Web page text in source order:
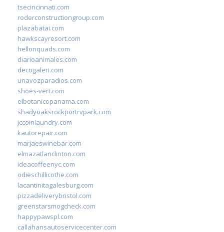
tsecincinnati.com
roderconstructiongroup.com
plazabatai.com
hawkscayresort.com
hellonquads.com
diarioanimales.com
decogaleri.com
unavozparadios.com
shoes-vert.com
elbotanicopanama.com
shadyoaksrockportrvpark.com
jccoinlaundry.com
kautorepair.com
marjaeswinebar.com
elmazatlanclinton.com
ideacoffeenyc.com
odieschillicothe.com
lacantinitagalesburg.com
pizzadeliverybristol.com
greenstarsmogcheck.com
happypawspl.com
callahansautoservicecenter.com